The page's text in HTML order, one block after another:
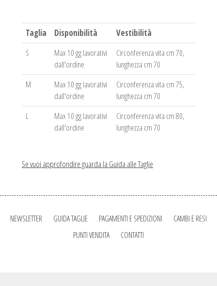
Taglia Disponibilità
Vestibilità
S
Max 10 gg lavorativi
dall'ordine
Circonferenza vita cm 70,
lunghezza cm 70
M
Max 10 gg lavorativi
dall'ordine
Circonferenza vita cm 75,
lunghezza cm 70
L
Max 10 gg lavorativi
dall'ordine
Circonferenza vita cm 80,
lunghezza cm 70
Se vuoi approfondire guarda la Guida alle Taglie
NEWSLETTER GUIDA TAGLIE PAGAMENTI E SPEDIZIONI
CAMBI E RESI
PUNTI VENDITA
CONTATTI